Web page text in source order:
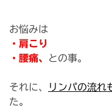
お悩みは
・肩こり
・腰痛、
との事。
それに、 リンパの流れ
た。